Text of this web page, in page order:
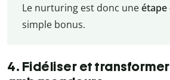
Le nurturing est donc une
simple bonus.
4. Fidéliser et